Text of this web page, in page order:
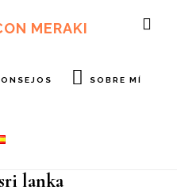
MERAKI
SOBRE MÍ
lanka